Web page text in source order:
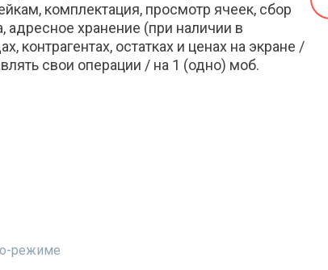
комплектация, просмотр ячеек, сбор
адресное хранение (при наличии в
контрагентах, остатках и ценах на экране /
свои операции / на 1 (одно) моб.
режиме